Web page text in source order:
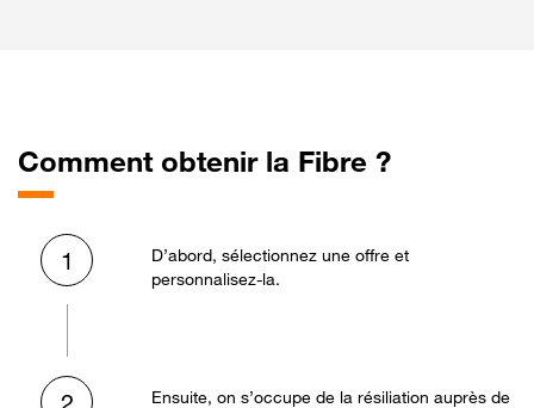
Comment obtenir la Fibre ?
1
D’abord, sélectionnez une offre et
personnalisez-la.
Ensuite, on s’occupe de la résiliation auprès de